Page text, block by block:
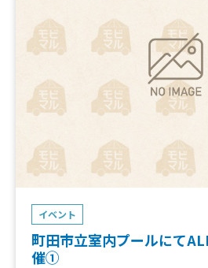
イベント
町田市立室内プールにて
催①